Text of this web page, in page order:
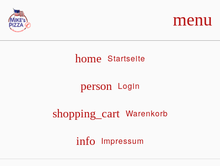
menu
home Startseite
person Login
shopping_cart Warenkorb
info Impressum